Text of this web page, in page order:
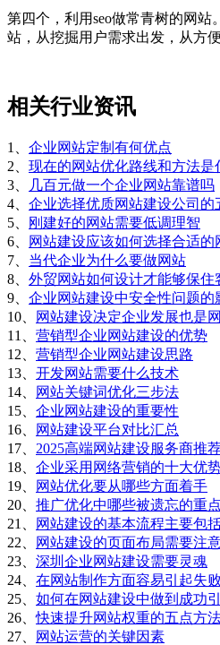
第四个，利用seo做常青树的网
站，从挖掘用户需求出发，从方
相关行业资讯
1、 企业网站定制有何优点
2、 现在的网站优化路线和方法是
3、
几百元做一个企业网站靠谱吗
4、 企业选择优质网站建设公司的
5、
刚建好的网站需要低调理智
6、
网站建设应该如何选择合适的
7、 当代企业为什么要做网站
8、 外贸网站如何设计才能够保住
9、 企业网站建设中安全性问题的
10、
网站建设决定企业发展也是
11、 营销型企业网站建设的优势
12、 营销型企业网站建设思路
13、 开发网站需要什么技术
14、
网站关键词优化三步法
15、 企业网站建设的重要性
16、
网站建设平台对比汇总
17、 2025高端网站建设服务商推
18、 企业采用网络营销的十大优
19、
网站优化要从哪些方面着手
20、 推广优化中哪些被遗忘的重点
21、
网站建设的基本流程主要包
22、
网站建设的页面布局需要注
23、 深圳企业网站建设需要灵魂
24、 在网站制作方面容易引起失
25、 如何在网站建设中做到成功
26、快速提升网站权重的五点方
27、
网站运营的关键因素